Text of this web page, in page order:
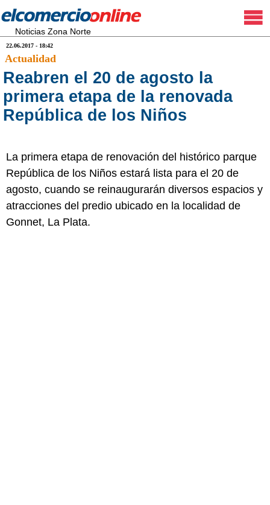
Noticias Zona Norte
22.06.2017 - 18:42
Actualidad
Reabren el 20 de agosto la
primera etapa de la renovada
República de los Niños
La primera etapa de renovación del histórico parque
República de los Niños estará lista para el 20 de
agosto, cuando se reinaugurarán diversos espacios y
atracciones del predio ubicado en la localidad de
Gonnet, La Plata.